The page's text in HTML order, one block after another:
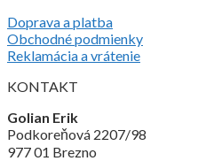
Doprava a platba
Obchodné podmienky
Reklamácia a vrátenie
KONTAKT
Golian Erik
Podkoreňová 2207/98
977 01 Brezno